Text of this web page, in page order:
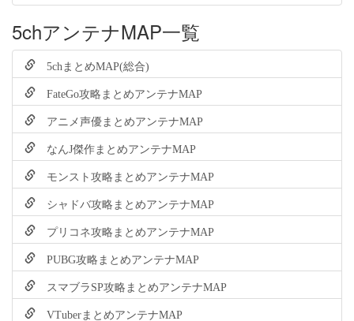
5chアンテナMAP一覧
5chまとめMAP(総合)
FateGo攻略まとめアンテナMAP
アニメ声優まとめアンテナMAP
なんJ傑作まとめアンテナMAP
モンスト攻略まとめアンテナMAP
シャドバ攻略まとめアンテナMAP
プリコネ攻略まとめアンテナMAP
PUBG攻略まとめアンテナMAP
スマブラSP攻略まとめアンテナMAP
VTuberまとめアンテナMAP